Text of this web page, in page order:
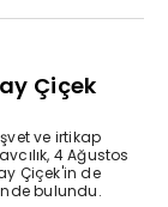
Çiçek
ve irtikap
4 Ağustos
Çiçek'in de
bulundu.